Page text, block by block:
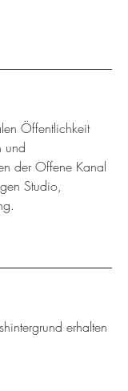
Öffentlichkeit
und
der Offene Kanal
Studio,
erhalten